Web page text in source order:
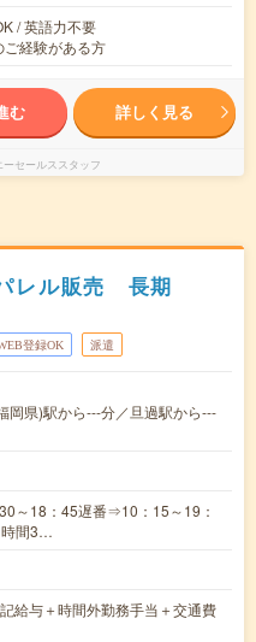
/ 英語力不要
ご経験がある方
む 詳しく見る
セールススタッフ
レル販売 長期
登録OK 派遣
岡県)駅から---分／旦過駅から---
～18：45遅番⇒10：15～19：
時間3…
与＋時間外勤務手当＋交通費